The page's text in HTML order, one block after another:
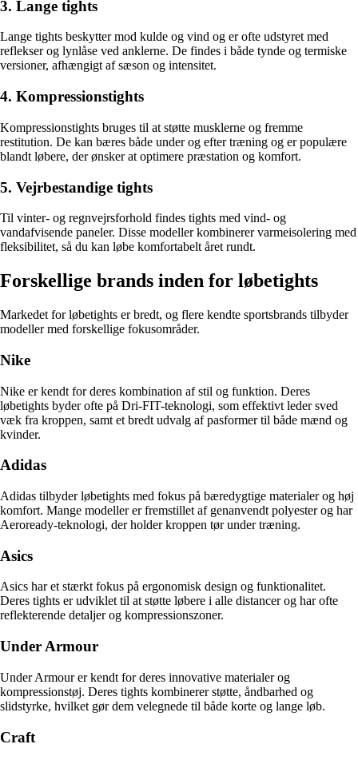
3. Lange tights
Lange tights beskytter mod kulde og vind og er ofte udstyret med
reflekser og lynlåse ved anklerne. De findes i både tynde og termiske
versioner, afhængigt af sæson og intensitet.
4. Kompressionstights
Kompressionstights bruges til at støtte musklerne og fremme
restitution. De kan bæres både under og efter træning og er populære
blandt løbere, der ønsker at optimere præstation og komfort.
5. Vejrbestandige tights
Til vinter- og regnvejrsforhold findes tights med vind- og
vandafvisende paneler. Disse modeller kombinerer varmeisolering med
fleksibilitet, så du kan løbe komfortabelt året rundt.
Forskellige brands inden for løbetights
Markedet for løbetights er bredt, og flere kendte sportsbrands tilbyder
modeller med forskellige fokusområder.
Nike
Nike er kendt for deres kombination af stil og funktion. Deres
løbetights byder ofte på Dri-FIT-teknologi, som effektivt leder sved
væk fra kroppen, samt et bredt udvalg af pasformer til både mænd og
kvinder.
Adidas
Adidas tilbyder løbetights med fokus på bæredygtige materialer og høj
komfort. Mange modeller er fremstillet af genanvendt polyester og har
Aeroready-teknologi, der holder kroppen tør under træning.
Asics
Asics har et stærkt fokus på ergonomisk design og funktionalitet.
Deres tights er udviklet til at støtte løbere i alle distancer og har ofte
reflekterende detaljer og kompressionszoner.
Under Armour
Under Armour er kendt for deres innovative materialer og
kompressionstøj. Deres tights kombinerer støtte, åndbarhed og
slidstyrke, hvilket gør dem velegnede til både korte og lange løb.
Craft